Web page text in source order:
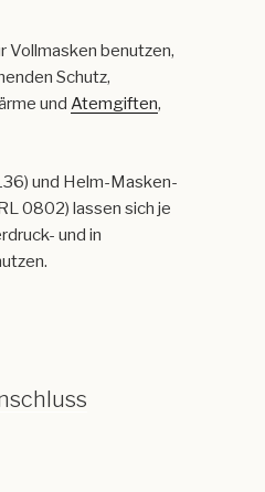
Vollmasken benutzen,
Schutz,
undAtemgiften,
und Helm-Masken-
0802) lassen sich je
und in